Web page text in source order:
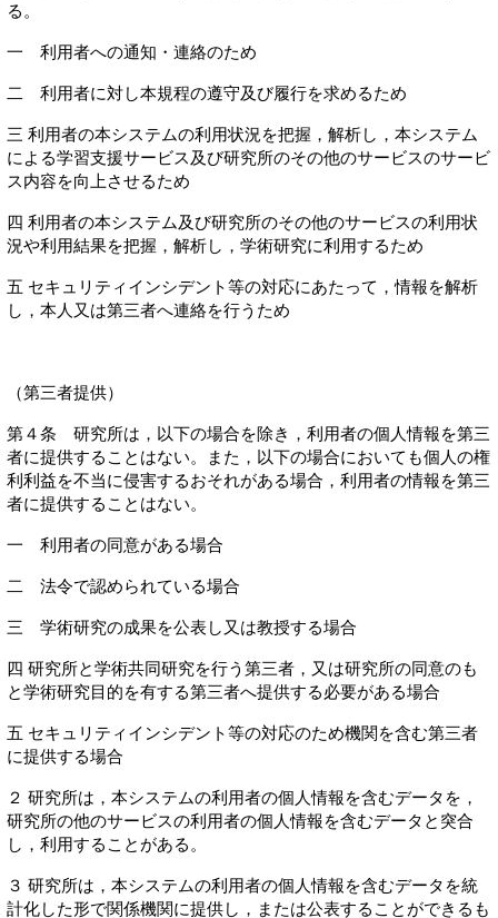
る。
一 利用者への通知・連絡のため
二 利用者に対し本規程の遵守及び履行を求めるため
三 利用者の本システムの利用状況を把握，解析し，本システム
による学習支援サービス及び研究所のその他のサービスのサービ
ス内容を向上させるため
四 利用者の本システム及び研究所のその他のサービスの利用状
況や利用結果を把握，解析し，学術研究に利用するため
五 セキュリティインシデント等の対応にあたって，情報を解析
し，本人又は第三者へ連絡を行うため
（第三者提供）
第４条 研究所は，以下の場合を除き，利用者の個人情報を第三
者に提供することはない。また，以下の場合においても個人の権
利利益を不当に侵害するおそれがある場合，利用者の情報を第三
者に提供することはない。
一 利用者の同意がある場合
二 法令で認められている場合
三 学術研究の成果を公表し又は教授する場合
四 研究所と学術共同研究を行う第三者，又は研究所の同意のも
と学術研究目的を有する第三者へ提供する必要がある場合
五 セキュリティインシデント等の対応のため機関を含む第三者
に提供する場合
２ 研究所は，本システムの利用者の個人情報を含むデータを，
研究所の他のサービスの利用者の個人情報を含むデータと突合
し，利用することがある。
３ 研究所は，本システムの利用者の個人情報を含むデータを統
計化した形で関係機関に提供し，または公表することができるも